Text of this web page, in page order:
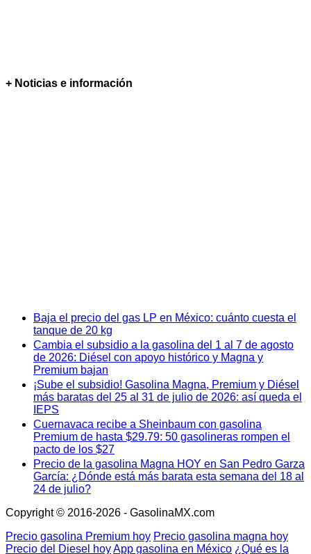
+ Noticias e información
Baja el precio del gas LP en México: cuánto cuesta el
tanque de 20 kg
Cambia el subsidio a la gasolina del 1 al 7 de agosto
de 2026: Diésel con apoyo histórico y Magna y
Premium bajan
¡Sube el subsidio! Gasolina Magna, Premium y Diésel
más baratas del 25 al 31 de julio de 2026: así queda el
IEPS
Cuernavaca recibe a Sheinbaum con gasolina
Premium de hasta $29.79: 50 gasolineras rompen el
pacto de los $27
Precio de la gasolina Magna HOY en San Pedro Garza
García: ¿Dónde está más barata esta semana del 18 al
24 de julio?
Copyright © 2016-2026 - GasolinaMX.com
Precio gasolina Premium hoy Precio gasolina magna hoy
Precio del Diesel hoyApp gasolina en México ¿Qué es la